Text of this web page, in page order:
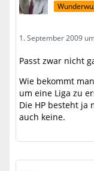
1. September 2009
Passt zwar nicht
Wie bekommt
um eine Liga zu
Die HP besteht ja
auch keine.